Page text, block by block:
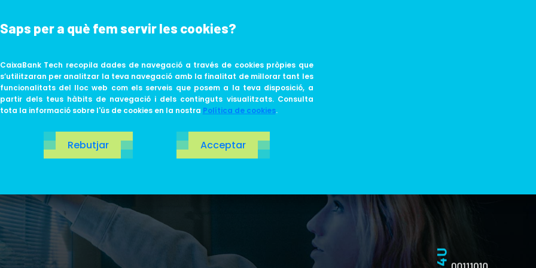
Saps per a què fem servir les cookies?
CaixaBank Tech recopila dades de navegació a través de cookies pròpies que
s’utilitzaran per analitzar la teva navegació amb la finalitat de millorar tant les
funcionalitats del lloc web com els serveis que posem a la teva disposició, a
partir dels teus hàbits de navegació i dels continguts visualitzats. Consulta
tota la informació sobre l'ús de cookies en la nostra Política de cookies.
Rebutjar Acceptar
ABOUT US LIFE AT TECH